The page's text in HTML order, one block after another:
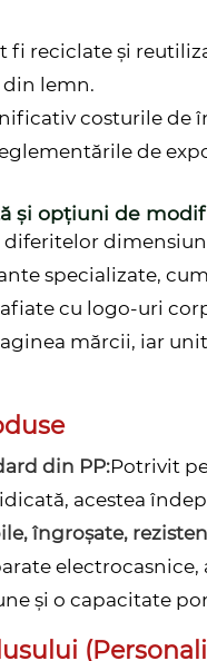
reciclate și
lemn.
costurile de
de
și opțiuni de
diferitelor
specializate,
cu logo-uri
mărcii, iar
din PP:Potrivit
acestea
îngroșate,
și o capacitate